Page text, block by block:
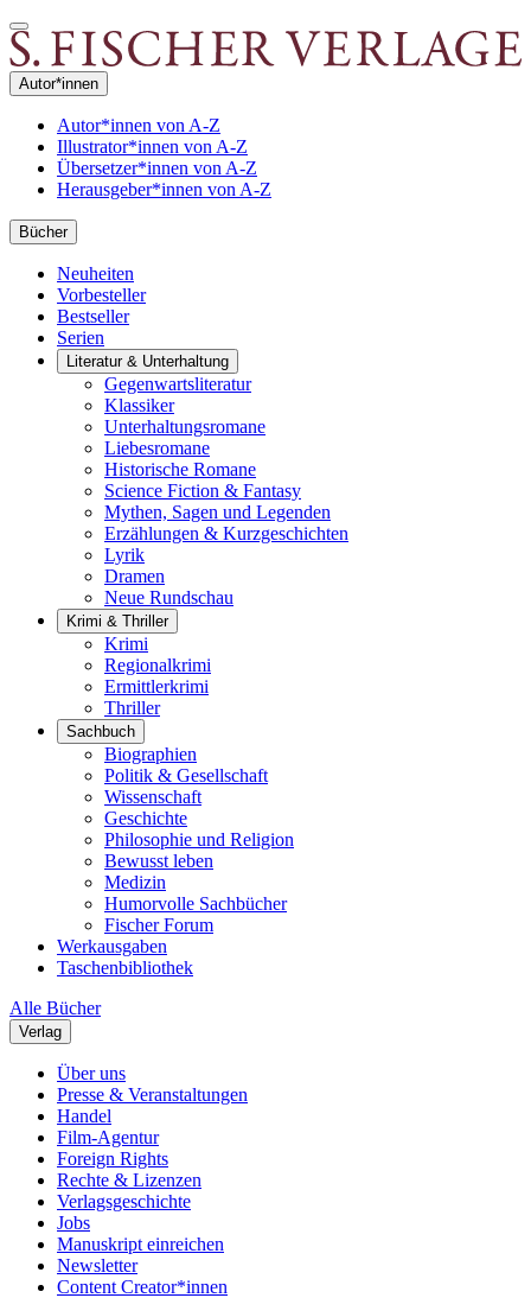
Autor*innen
Autor*innen von A-Z
Illustrator*innen von A-Z
Übersetzer*innen von A-Z
Herausgeber*innen von A-Z
Bücher
Neuheiten
Vorbesteller
Bestseller
Serien
Literatur & Unterhaltung
Gegenwartsliteratur
Klassiker
Unterhaltungsromane
Liebesromane
Historische Romane
Science Fiction & Fantasy
Mythen, Sagen und Legenden
Erzählungen & Kurzgeschichten
Lyrik
Dramen
Neue Rundschau
Krimi & Thriller
Krimi
Regionalkrimi
Ermittlerkrimi
Thriller
Sachbuch
Biographien
Politik & Gesellschaft
Wissenschaft
Geschichte
Philosophie und Religion
Bewusst leben
Medizin
Humorvolle Sachbücher
Fischer Forum
Werkausgaben
Taschenbibliothek
Alle Bücher
Verlag
Über uns
Presse & Veranstaltungen
Handel
Film-Agentur
Foreign Rights
Rechte & Lizenzen
Verlagsgeschichte
Jobs
Manuskript einreichen
Newsletter
Content Creator*innen